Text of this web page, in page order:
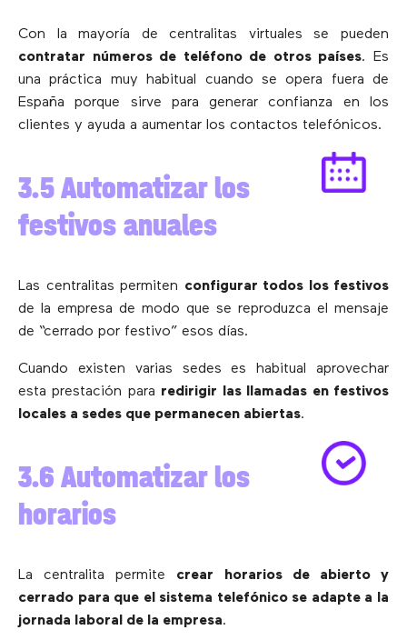
Con la mayoría de centralitas virtuales se pueden
contratar números de teléfono de otros países. Es
una práctica muy habitual cuando se opera fuera de
España porque sirve para generar confianza en los
clientes y ayuda a aumentar los contactos telefónicos.
3.5 Automatizar los
festivos anuales
Las centralitas permiten configurar todos los festivos
de la empresa de modo que se reproduzca el mensaje
de “cerrado por festivo” esos días.
Cuando existen varias sedes es habitual aprovechar
esta prestación para redirigir las llamadas en festivos
locales a sedes que permanecen abiertas.
3.6 Automatizar los
horarios
La centralita permite crear horarios de abierto y
cerrado para que el sistema telefónico se adapte a la
jornada laboral de la empresa.